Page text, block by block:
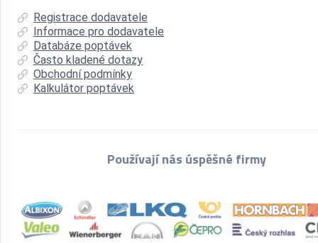
Registrace dodavatele
Informace pro dodavatele
Databáze poptávek
Často kladené dotazy
Obchodní podmínky
Kalkulátor poptávek
Používají nás úspěšné firmy